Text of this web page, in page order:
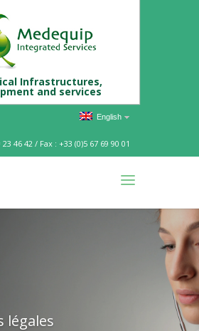
Infrastructures,
and services
English
46 42 / Fax : +33 (0)5 67 69 90 01
légales